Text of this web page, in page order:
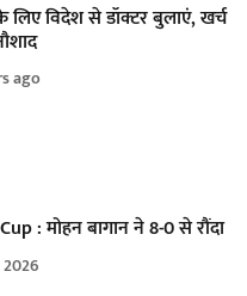
विदेश से डॉक्टर बुलाएं, खर्च
ago
: मोहन बागान ने 8-0 से रौंदा